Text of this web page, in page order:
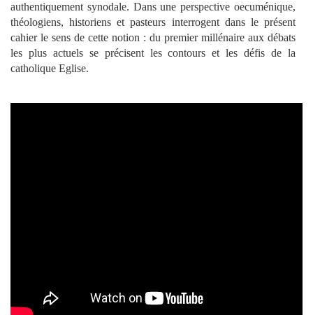
authentiquement synodale. Dans une perspective oecuménique,
théologiens, historiens et pasteurs interrogent dans le présent
cahier le sens de cette notion : du premier millénaire aux débats
les plus actuels se précisent les contours et les défis de la
catholique Eglise.